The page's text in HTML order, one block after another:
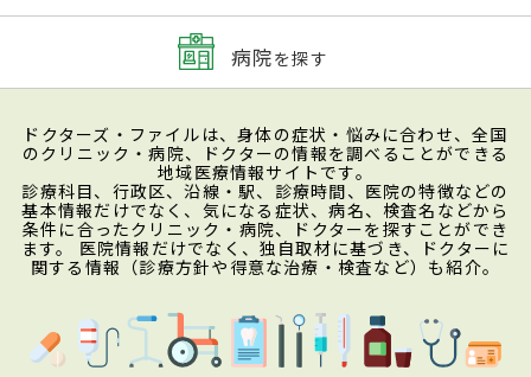
病院を探す
ドクターズ・ファイルは、身体の症状・悩みに合わせ、全国
のクリニック・病院、ドクターの情報を調べることができる
地域医療情報サイトです。
診療科目、行政区、沿線・駅、診療時間、医院の特徴などの
基本情報だけでなく、気になる症状、病名、検査名などから
条件に合ったクリニック・病院、ドクターを探すことができ
ます。 医院情報だけでなく、独自取材に基づき、ドクターに
関する情報（診療方針や得意な治療・検査など）も紹介。